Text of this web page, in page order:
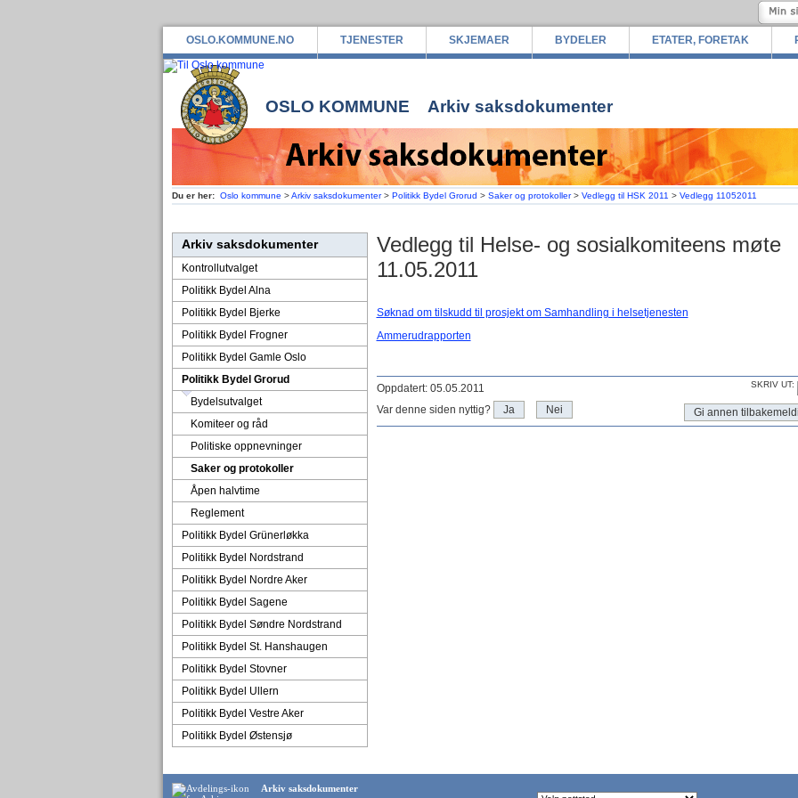
OSLO.KOMMUNE.NO TJENESTER SKJEMAER BYDELER ETATER, FORETAK
OSLO KOMMUNE Arkiv saksdokumenter
Du er her: Oslo kommune >Arkiv saksdokumenter> Politikk Bydel Grorud > Saker og protokoller> Vedlegg til HSK 2011 > Vedlegg 11052011
Arkiv saksdokumenter
Kontrollutvalget
Politikk Bydel Alna
Politikk Bydel Bjerke
Politikk Bydel Frogner
Politikk Bydel Gamle Oslo
Politikk Bydel Grorud
Bydelsutvalget
Komiteer og råd
Politiske oppnevninger
Saker og protokoller
Åpen halvtime
Reglement
Politikk Bydel Grünerløkka
Politikk Bydel Nordstrand
Politikk Bydel Nordre Aker
Politikk Bydel Sagene
Politikk Bydel Søndre Nordstrand
Politikk Bydel St. Hanshaugen
Politikk Bydel Stovner
Politikk Bydel Ullern
Politikk Bydel Vestre Aker
Politikk Bydel Østensjø
Vedlegg til Helse- og sosialkomiteens møte
11.05.2011
Søknad om tilskudd til prosjekt om Samhandling i helsetjenesten
Ammerudrapporten
Oppdatert: 05.05.2011 SKRIV UT:
Var denne siden nyttig? Ja Nei Gi annen
Arkiv saksdokumenter